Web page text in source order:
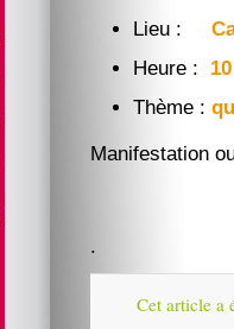
Lieu :
Heure :
Thème :
Manifestation
.
Cet article a